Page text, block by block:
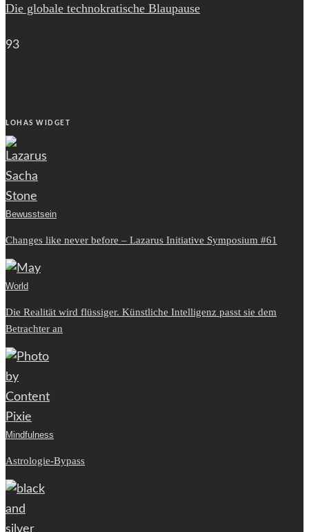
Die globale technokratische Blaupause
93
LOHAS WIDGET
Bewusstsein
Changes like never before – Lazarus Initiative Symposium #61
World
Die Realität wird flüssiger. Künstliche Intelligenz passt sie dem
Betrachter an
Mindfulness
Astrologie-Bypass